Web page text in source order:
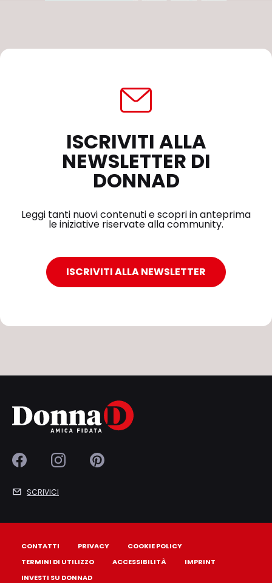
ISCRIVITI ALLA
NEWSLETTER DI
DONNAD
Leggi tanti nuovi contenuti e scopri in anteprima
le iniziative riservate alla community.
ISCRIVITI ALLA NEWSLETTER
SCRIVICI
CONTATTI PRIVACY
COOKIE POLICY
TERMINI DI UTILIZZO
ACCESSIBILITÀ
IMPRINT
INVESTI SU DONNAD